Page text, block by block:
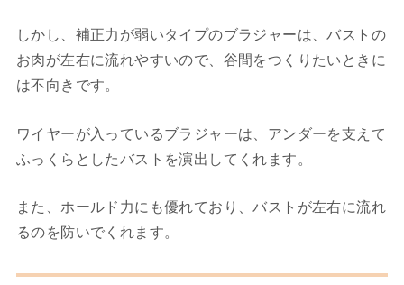
しかし、補正力が弱いタイプのブラジャーは、バストの
お肉が左右に流れやすいので、谷間をつくりたいときに
は不向きです。
ワイヤーが入っているブラジャーは、アンダーを支えて
ふっくらとしたバストを演出してくれます。
また、ホールド力にも優れており、バストが左右に流れ
るのを防いでくれます。